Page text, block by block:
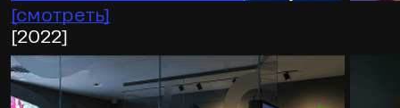
смотреть]
2022